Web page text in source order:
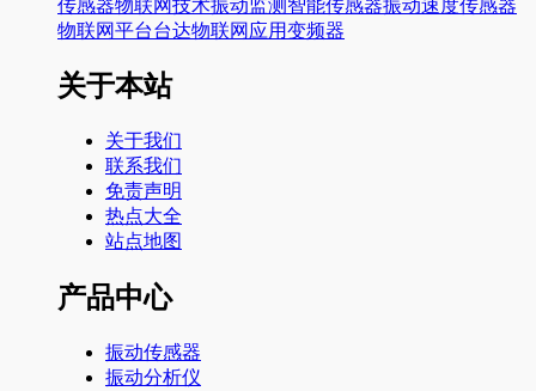
传感器物联网技术振动监测 智能传感器振动速度传感器
物联网平台台达物联网应用变频器
关于本站
关于我们
联系我们
免责声明
热点大全
站点地图
产品中心
振动传感器
振动分析仪